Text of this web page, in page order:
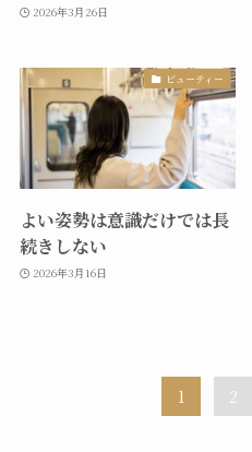
2026年3月26日
ビューティー
よい姿勢は意識だけでは長
続きしない
2026年3月16日
1 2